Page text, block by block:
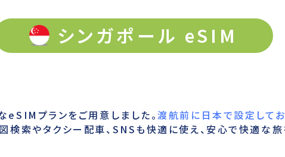
シンガポール eSIM
プランをご用意しました。渡航前に日本で設定して
検索やタクシー配車、SNSも快適に使え、安心で快適な旅